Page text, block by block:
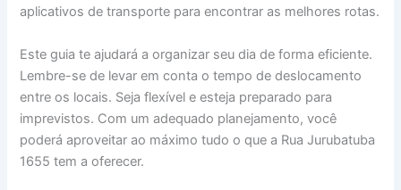
aplicativos de transporte para encontrar as melhores rotas.
Este guia te ajudará a organizar seu dia de forma eficiente.
Lembre-se de levar em conta o tempo de deslocamento
entre os locais. Seja flexível e esteja preparado para
imprevistos. Com um adequado planejamento, você
poderá aproveitar ao máximo tudo o que a Rua Jurubatuba
1655 tem a oferecer.